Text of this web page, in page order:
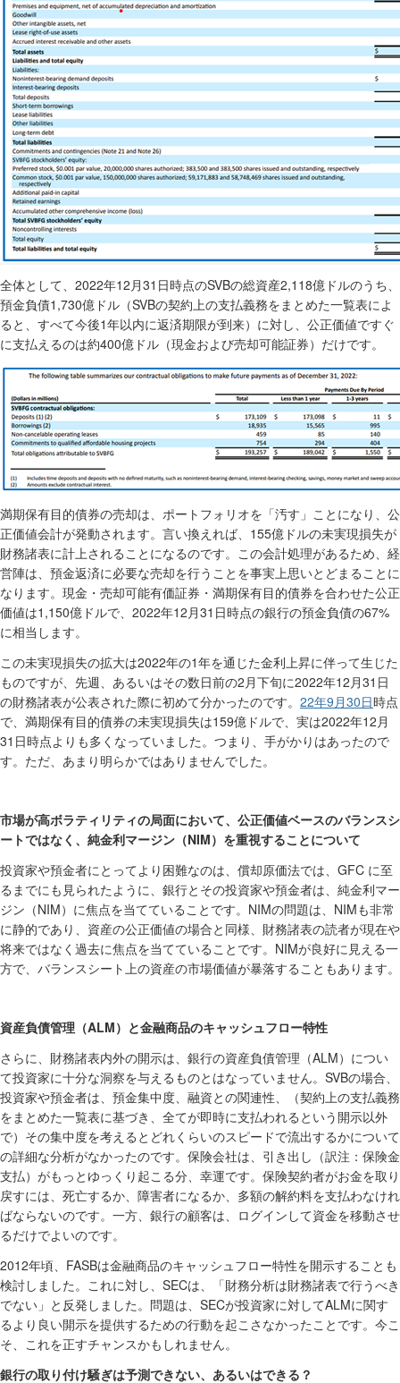
全体として、 2022年12 月 31 日時点のSVBの総資産2,118億ドルのうち、
預金負債1,730億ドル（SVBの契約上の支払義務をまとめた一覧表によ
ると、すべて今後1 年以内に返済期限が到来）に対し、公正価値ですぐ
に支払えるのは約400億ドル（現金および売却可能証券）だけです。
満期保有目的債券の売却は、ポートフォリオを「汚す」ことになり、公
正価値会計が発動されます。言い換えれば、 155億ドルの未実現損失が
財務諸表に計上されることになるのです。この会計処理があるため、経
営陣は、預金返済に必要な売却を行うことを事実上思いとどまることに
なります。現金・売却可能有価証券・満期保有目的債券を合わせた公正
価値は1,150億ドルで、 2022年12 月 31 日時点の銀行の預金負債の67%
に相当します。
この未実現損失の拡大は2022年の1 年を通じた金利上昇に伴って生じた
ものですが、先週、あるいはその数日前の2 月下旬に2022年12 月 31 日
の財務諸表が公表された際に初めて分かったのです。 22年9 月30日時点
で、満期保有目的債券の未実現損失は159億ドルで、実は2022年12 月
31 日時点よりも多くなっていました。つまり、手がかりはあったので
す。ただ、あまり明らかではありませんでした。
市場が高ボラティリティの局面において、公正価値ベースのバランスシ
ートではなく、純金利マージン（NIM ）を重視することについて
投資家や預金者にとってより困難なのは、償却原価法では、 GFC に至
るまでにも見られたように、銀行とその投資家や預金者は、純金利マー
ジン（ NIM ）に焦点を当てていることです。 NIMの問題は、 NIM も非常
に静的であり、資産の公正価値の場合と同様、財務諸表の読者が現在や
将来ではなく過去に焦点を当てていることです。 NIMが良好に見える一
方で、バランスシート上の資産の市場価値が暴落することもあります。
資産負債管理（ALM ）と金融商品のキャッシュフロー特性
さらに、財務諸表内外の開示は、銀行の資産負債管理（ALM ）につい
て投資家に十分な洞察を与えるものとはなっていません。 SVBの場合、
投資家や預金者は、預金集中度、融資との関連性、（契約上の支払義務
をまとめた一覧表に基づき、全てが即時に支払われるという開示以外
で）その集中度を考えるとどれくらいのスピードで流出するかについて
の詳細な分析がなかったのです。保険会社は、引き出し（訳注：保険金
支払）がもっとゆっくり起こる分、幸運です。保険契約者がお金を取り
戻すには、死亡するか、障害者になるか、多額の解約料を支払わなけれ
ばならないのです。一方、銀行の顧客は、ログインして資金を移動させ
るだけでよいのです。
2012年頃、 FASBは金融商品のキャッシュフロー特性を開示することも
検討しました。これに対し、 SECは、「財務分析は財務諸表で行うべき
でない」と反発しました。問題は、 SECが投資家に対してALMに関す
るより良い開示を提供するための行動を起こさなかったことです。今こ
そ、これを正すチャンスかもしれません。
銀行の取り付け騒ぎは予測できない、あるいはできる？